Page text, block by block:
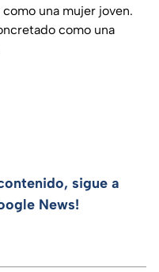
una mujer joven.
como una
sigue a
News!